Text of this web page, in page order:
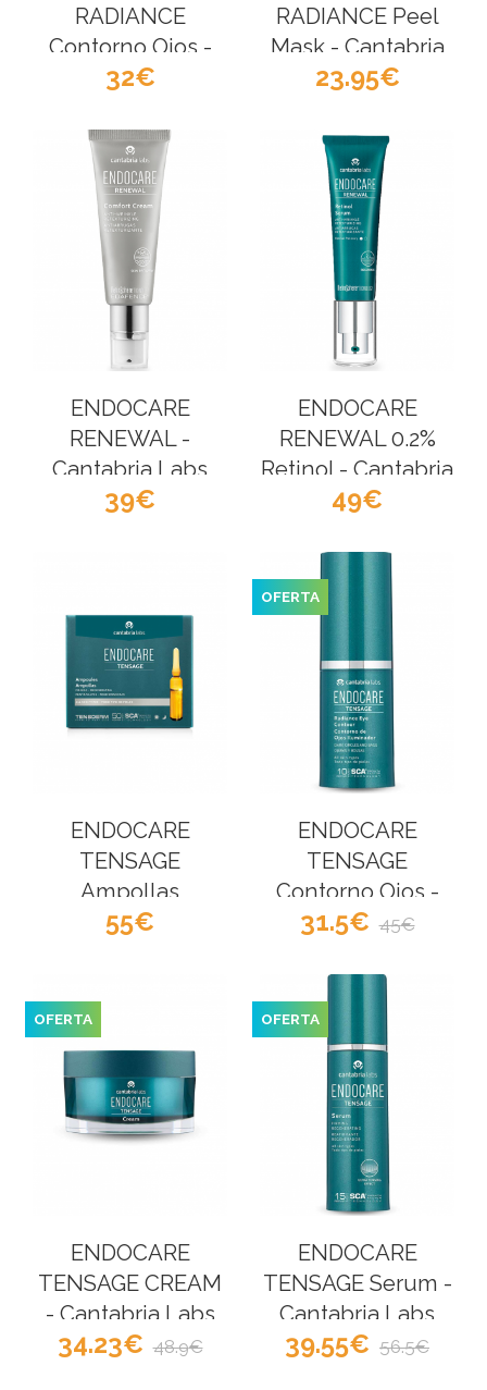
RADIANCE
Contorno Ojos -
Cantabria Labs
32
RADIANCE Peel
Mask - Cantabria
Labs
23.95
ENDOCARE
RENEWAL -
Cantabria Labs
39
ENDOCARE
RENEWAL 0.2%
Retinol - Cantabria
Labs
49
ENDOCARE
TENSAGE
Ampollas
Regeneradoras
55
ENDOCARE
TENSAGE
Contorno Ojos -
Cantabria Labs
OFERTA
31.5 45
ENDOCARE
TENSAGE CREAM
- Cantabria Labs
OFERTA
34.23 48.9
ENDOCARE
TENSAGE Serum -
Cantabria Labs
OFERTA
39.55 56.5